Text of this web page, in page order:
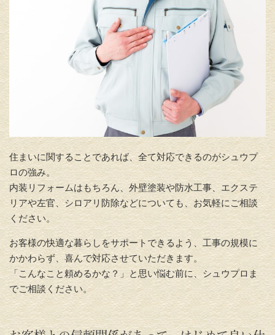
住まいに関することであれば、全て対応できるのがシュウプ
ロの強み。
内装リフォームはもちろん、外壁塗装や防水工事、エクステ
リアや左官、シロアリ防除などについても、お気軽にご相談
ください。
お客様の快適な暮らしをサポートできるよう、工事の規模に
かかわらず、喜んで対応させていただきます。
「こんなこと頼めるかな？」と思い悩む前に、シュウプロま
でご相談ください。